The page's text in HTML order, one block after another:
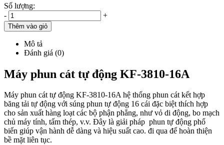
Số lượng:
-
+
Thêm vào giỏ
Mô tả
Đánh giá (0)
Máy phun cát tự động KF-3810-16A
Máy phun cát tự động KF-3810-16A hệ thống phun cát kết hợp
băng tải tự động với súng phun tự động 16 cái đặc biệt thích hợp
cho sản xuất hàng loạt các bộ phận phẳng, như vỏ di động, bo mạch
chủ máy tính, tấm thép, v.v. Đây là giải pháp phun tự động phổ
biến giúp vận hành dễ dàng và hiệu suất cao. đi qua để hoàn thiện
bề mặt liên tục.